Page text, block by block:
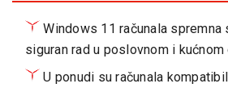
Windows 11 računala spremna
siguran rad u poslovnom i kućnom
U ponudi su računala